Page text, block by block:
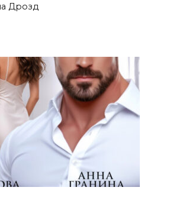
Дрозд